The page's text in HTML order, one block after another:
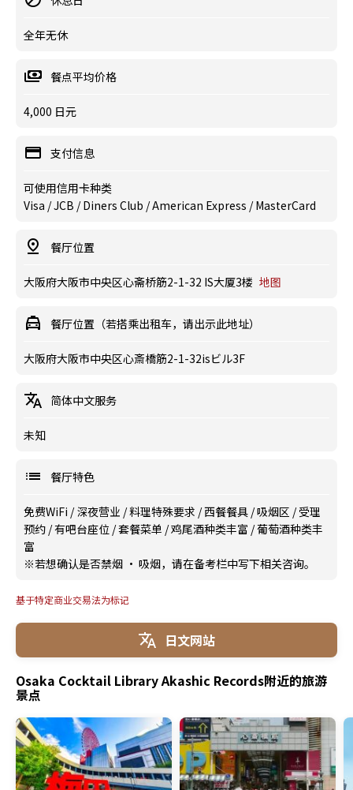
全年无休
餐点平均价格
4,000 日元
支付信息
可使用信用卡种类
Visa / JCB / Diners Club / American Express / MasterCard
餐厅位置
大阪府大阪市中央区心斋桥筋2-1-32 IS大厦3楼 地图
餐厅位置（若搭乘出租车，请出示此地址）
大阪府大阪市中央区心斎橋筋2-1-32isビル3F
简体中文服务
未知
餐厅特色
免费WiFi /深夜营业 /料理特殊要求 /西餐餐具 /吸烟区 /受理
预约 /有吧台座位 /套餐菜单 /鸡尾酒种类丰富 /葡萄酒种类丰
富
※若想确认是否禁烟 · 吸烟，请在备考栏中写下相关咨询。
基于特定商业交易法为标记
日文网站
Osaka Cocktail Library Akashic Records附近的旅游
景点